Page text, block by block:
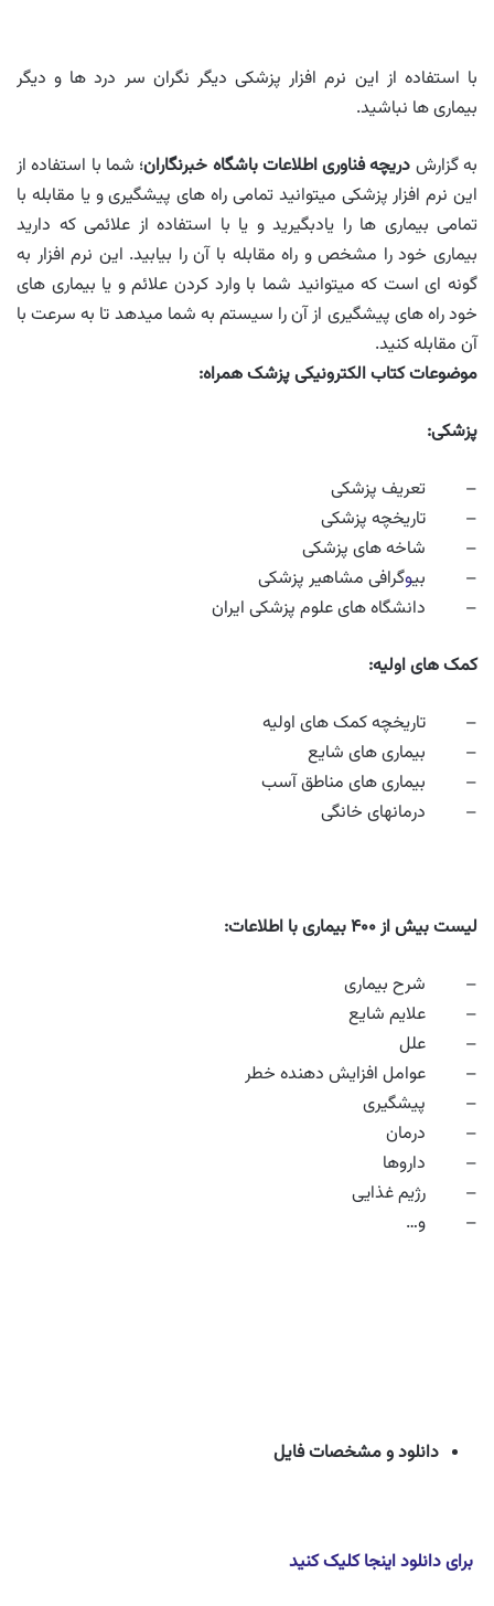
با استفاده از این نرم افزار پزشکی دیگر نگران سر درد ها و دیگر
بیماری ها نباشید.
به گزارش دریچه فناوری اطلاعات باشگاه خبرنگاران؛ شما با استفاده از
این نرم افزار پزشکی میتوانید تمامی راه های پیشگیری و یا مقابله با
تمامی بیماری ها را یادبگیرید و یا با استفاده از علائمی که دارید
بیماری خود را مشخص و راه مقابله با آن را بیابید. این نرم افزار به
گونه ای است که میتوانید شما با وارد کردن علائم و یا بیماری های
خود راه های پیشگیری از آن را سیستم به شما میدهد تا به سرعت با
آن مقابله کنید.
موضوعات کتاب الکترونیکی پزشک همراه:
پزشکی:
– تعریف پزشکی
– تاریخچه پزشکی
– شاخه های پزشکی
– بیوگرافی مشاهیر پزشکی
– دانشگاه های علوم پزشکی ایران
کمک های اولیه:
– تاریخچه کمک های اولیه
– بیماری های شایع
– بیماری های مناطق آسب
– درمانهای خانگی
لیست بیش از۴۰۰بیماری با اطلاعات:
– شرح بیماری
– علایم شایع
– علل
– عوامل افزایش دهنده خطر
– پیشگیری
– درمان
– داروها
– رژیم غذایی
– و…
دانلود و مشخصات فایل
برای دانلود اینجا کلیک کنید